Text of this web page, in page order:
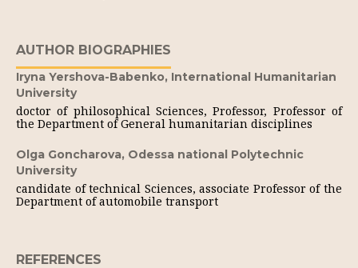
AUTHOR BIOGRAPHIES
Iryna Yershova-Babenko, International Humanitarian
University
doctor of philosophical Sciences, Professor, Professor of
the Department of General humanitarian disciplines
Olga Goncharova, Odessa national Polytechnic
University
candidate of technical Sciences, associate Professor of the
Department of automobile transport
REFERENCES